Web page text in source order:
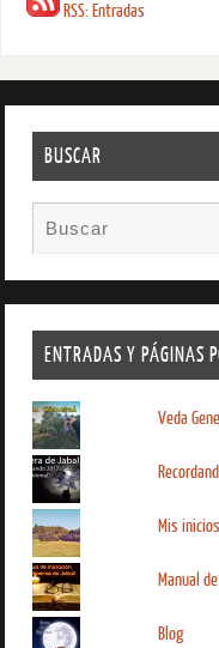
RSS: Entradas
BUSCAR
ENTRADAS Y PÁGINAS
Veda
Mis
Manual
Blog